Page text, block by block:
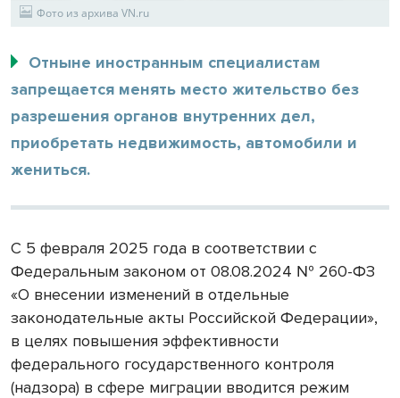
Фото из архива VN.ru
Отныне иностранным специалистам
запрещается менять место жительство без
разрешения органов внутренних дел,
приобретать недвижимость, автомобили и
жениться.
С 5 февраля 2025 года в соответствии с
Федеральным законом от 08.08.2024 № 260-ФЗ
«О внесении изменений в отдельные
законодательные акты Российской Федерации»,
в целях повышения эффективности
федерального государственного контроля
(надзора) в сфере миграции вводится режим